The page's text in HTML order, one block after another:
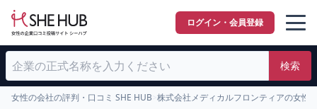
ログイン・会員登録
検索
女性の会社の評判・口コミ SHE HUB 株式会社メディカルフロンティアの女性